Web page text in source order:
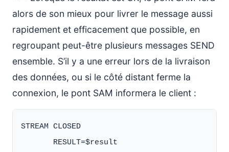
alors de son mieux pour livrer le message aussi
rapidement et efficacement que possible, en
regroupant peut-être plusieurs messages SEND
ensemble. S’il y a une erreur lors de la livraison
des données, ou si le côté distant ferme la
connexion, le pont SAM informera le client :
STREAM CLOSED
       RESULT=$result